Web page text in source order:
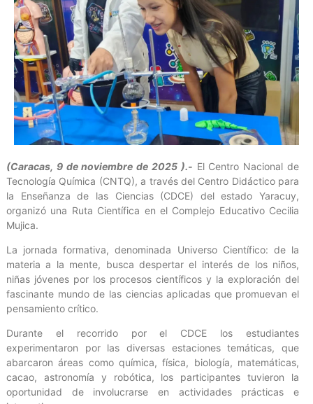
(Caracas, 9 de noviembre de 2025 ).- El Centro Nacional de
Tecnología Química (CNTQ), a través del Centro Didáctico para
la Enseñanza de las Ciencias (CDCE) del estado Yaracuy,
organizó una Ruta Científica en el Complejo Educativo Cecilia
Mujica.
La jornada formativa, denominada Universo Científico: de la
materia a la mente, busca despertar el interés de los niños,
niñas jóvenes por los procesos científicos y la exploración del
fascinante mundo de las ciencias aplicadas que promuevan el
pensamiento crítico.
Durante el recorrido por el CDCE los estudiantes
experimentaron por las diversas estaciones temáticas, que
abarcaron áreas como química, física, biología, matemáticas,
cacao, astronomía y robótica, los participantes tuvieron la
oportunidad de involucrarse en actividades prácticas e